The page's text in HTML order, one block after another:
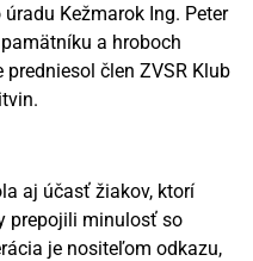
Kežmarok Ing. Peter
a hroboch
člen ZVSR Klub
aj účasť žiakov, ktorí
prepojili minulosť so
je nositeľom odkazu,